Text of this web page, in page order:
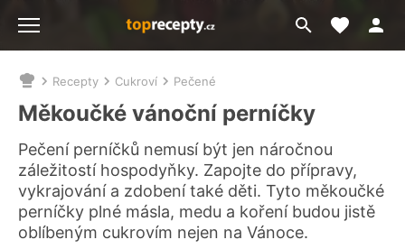
Přejít
na
Moje
Nacházíte
se
zde:
Recepty Cukroví Pečené
Měkoučké vánoční perníčky
Pečení perníčků nemusí být jen náročnou
záležitostí hospodyňky. Zapojte do přípravy,
vykrajování a zdobení také děti. Tyto měkoučké
perníčky plné másla, medu a koření budou jistě
oblíbeným cukrovím nejen na Vánoce.